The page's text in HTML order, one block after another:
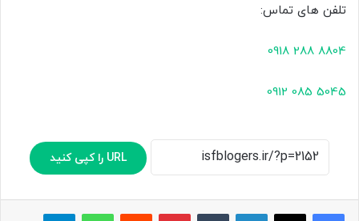
تلفن های تماس:
8804 288 0918
5045 085 0912
URL را کپی کنید
لینکدین ‫تامبلر پینترست‫رددیت واتس آپ تلگرام